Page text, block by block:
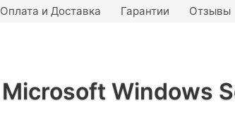
Оплата и Доставка Гарантии Отзывы
Microsoft Windows